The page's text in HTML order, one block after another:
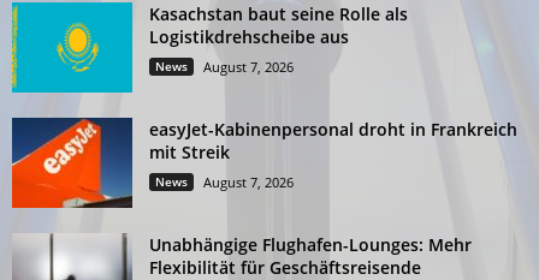
Kasachstan baut seine Rolle als
Logistikdrehscheibe aus
News August 7, 2026
easyJet-Kabinenpersonal droht in Frankreich
mit Streik
News August 7, 2026
Unabhängige Flughafen-Lounges: Mehr
Flexibilität für Geschäftsreisende